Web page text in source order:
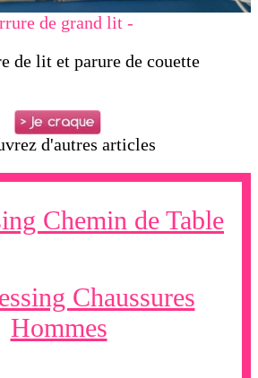
de grand lit -
de lit et parure de couette
d'autres articles
Chemin de Table
Chaussures
Hommes